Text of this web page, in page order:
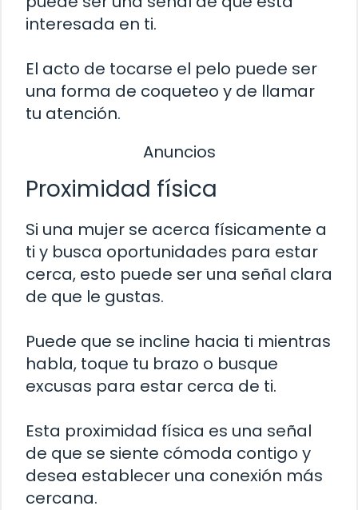
interesada en ti.
El acto de tocarse el pelo puede ser
una forma de coqueteo y de llamar
tu atención.
Anuncios
Proximidad física
Si una mujer se acerca físicamente a
ti y busca oportunidades para estar
cerca, esto puede ser una señal clara
de que le gustas.
Puede que se incline hacia ti mientras
habla, toque tu brazo o busque
excusas para estar cerca de ti.
Esta proximidad física es una señal
de que se siente cómoda contigo y
desea establecer una conexión más
cercana.